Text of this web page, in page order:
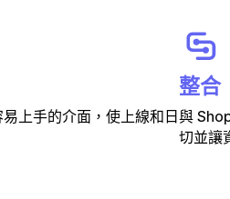
上手的介面，使上線和日
整合
與
切並讓